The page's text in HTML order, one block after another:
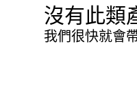
沒有此類
我們很快就會